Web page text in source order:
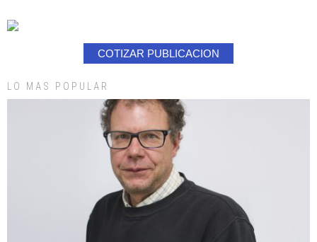
COTIZAR PUBLICACION
LO MAS POPULAR